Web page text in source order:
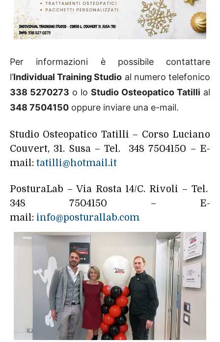
Per informazioni è possibile contattare
l’Individual Training Studio al numero telefonico
338 5270273 o lo Studio Osteopatico Tatilli al
348 7504150 oppure inviare una e-mail.
Studio Osteopatico Tatilli – Corso Luciano
Couvert, 31. Susa – Tel. 348 7504150 – E-
mail: tatilli@hotmail.it
PosturaLab – Via Rosta 14/C. Rivoli – Tel.
348 7504150 – E-
mail: info@posturallab.com